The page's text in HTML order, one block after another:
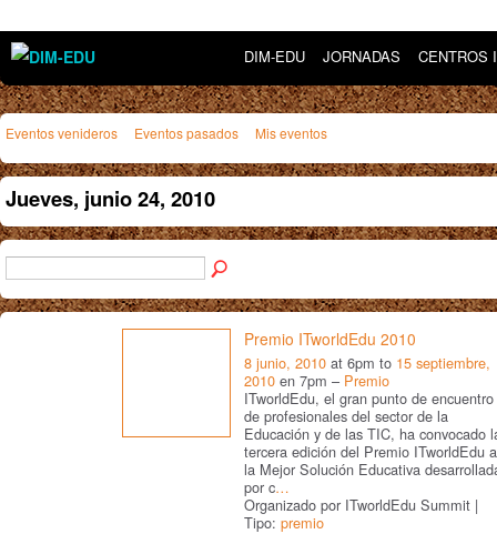
DIM-EDU JORNADAS CENTROS
Eventos venideros Eventos pasados Mis eventos
Jueves, junio 24, 2010
Premio ITworldEdu 2010
8 junio, 2010 at 6pm to 15 septiembre,
2010 en 7pm – Premio
ITworldEdu, el gran punto de encuentro
de profesionales del sector de la
Educación y de las TIC, ha convocado
tercera edición del Premio ITworldEdu a
la Mejor Solución Educativa
por c…
Organizado por ITworldEdu Summit |
Tipo: premio